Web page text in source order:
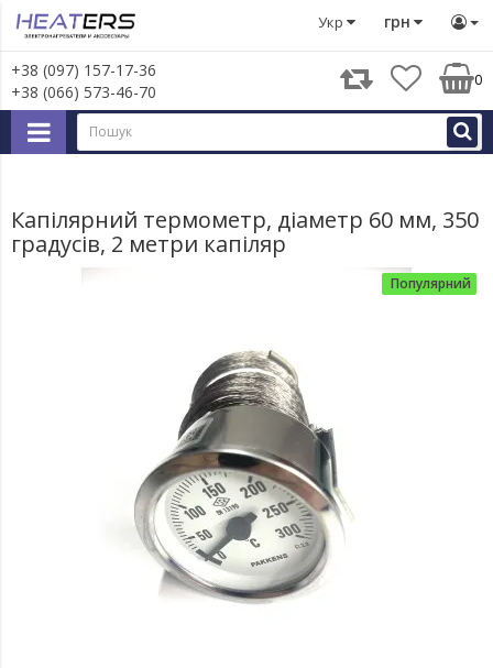
грн
Укр
+38 (097) 157-17-36
+38 (066) 573-46-70
0
Запчастини для великої побутової техніки Запчастини
Капілярний термометр, діаметр 60 мм, 350
градусів, 2 метри капіляр
Популярний